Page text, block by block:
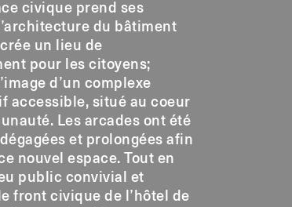
civique prend ses
du bâtiment
un lieu de
pour les citoyens;
d’un complexe
accessible, situé au coeur
Les arcades ont été
et prolongées afin
nouvel espace. Tout en
public convivial et
front civique de l’hôtel de